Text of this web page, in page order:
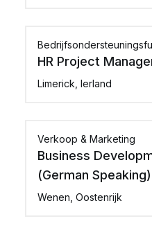
HR Project
Limerick, Ierland
Verkoop & Marketing
Business
(German Speaking)
Wenen, Oostenrijk